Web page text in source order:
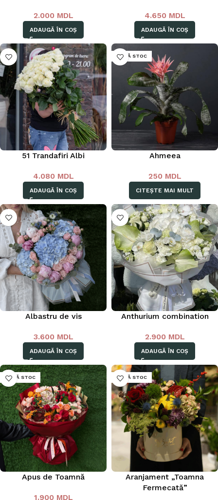
2.000 MDL
ADAUGĂ ÎN COȘ
4.650 MDL
ADAUGĂ ÎN COȘ
51 Trandafiri Albi
4.080 MDL
ADAUGĂ ÎN COȘ
LIPSĂ STOC
Ahmeea
250 MDL
CITEȘTE MAI MULT
Albastru de vis
3.600 MDL
ADAUGĂ ÎN COȘ
Anthurium combination
2.900 MDL
ADAUGĂ ÎN COȘ
LIPSĂ STOC
Apus de Toamnă
1.900 MDL
LIPSĂ STOC
Aranjament „Toamna
Fermecată”